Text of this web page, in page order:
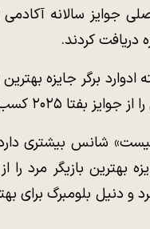
جوایز سالانه آکادمی
برگر جایزه
۲۰۲۵ کسب کرد.
شانس بیشتری
بهترین بازیگر مرد
برد و دنیل بلومبرگ